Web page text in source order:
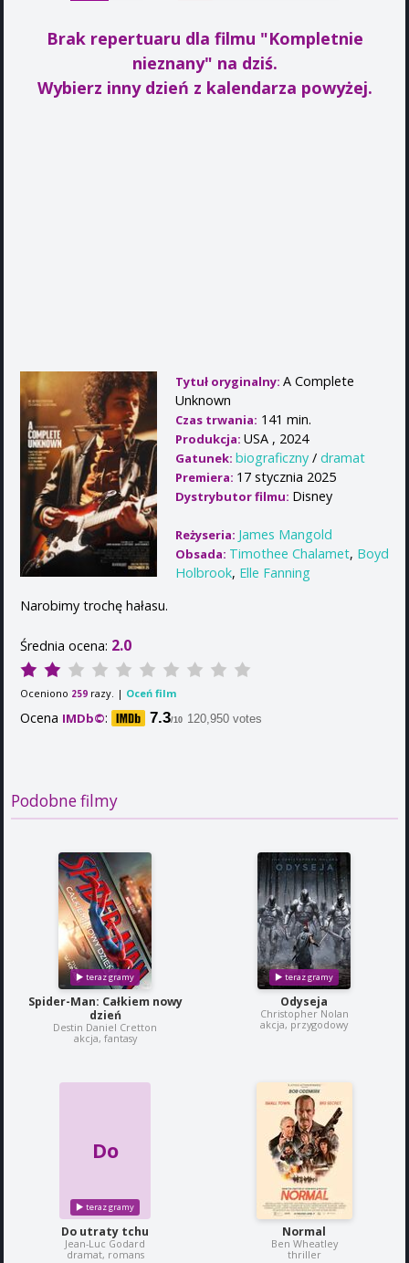
Brak repertuaru dla filmu "Kompletnie
nieznany" na dziś.
Wybierz inny dzień z kalendarza powyżej.
Tytuł oryginalny: A Complete
Unknown
Czas trwania: 141 min.
Produkcja: USA , 2024
Gatunek: biograficzny / dramat
Premiera: 17 stycznia 2025
Dystrybutor filmu: Disney
Reżyseria: James Mangold
Obsada: Timothee Chalamet, Boyd
Holbrook, Elle Fanning
Narobimy trochę hałasu.
Średnia ocena: 2.0
Oceniono 259 razy. | Oceń film
Ocena IMDb©: 7.3/10 120,950 votes
Podobne filmy
Spider-Man: Całkiem nowy
dzień
Destin Daniel Cretton
akcja, fantasy
Odyseja
Christopher Nolan
akcja, przygodowy
Do
Do utraty tchu
Jean-Luc Godard
dramat, romans
Normal
Ben Wheatley
thriller